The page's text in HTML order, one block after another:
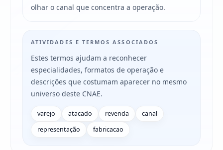
olhar o canal que concentra a operação.
ATIVIDADES E TERMOS ASSOCIADOS
Estes termos ajudam a reconhecer
especialidades, formatos de operação e
descrições que costumam aparecer no mesmo
universo deste CNAE.
varejo atacado revenda
canal
representação
fabricacao